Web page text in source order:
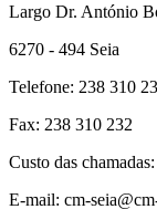
Largo Dr. António
6270 - 494 Seia
Telefone: 238 310
Fax: 238 310 232
Custo das
E-mail: cm-